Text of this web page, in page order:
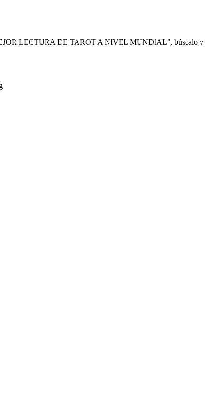
LECTURA DE TAROT A NIVEL MUNDIAL", búscalo y